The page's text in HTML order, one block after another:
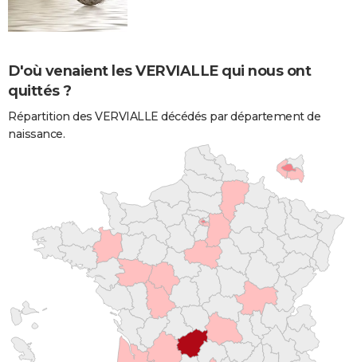
D'où venaient les VERVIALLE qui nous ont
quittés ?
Répartition des VERVIALLE décédés par département de
naissance.